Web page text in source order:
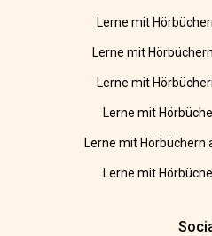
Lerne mit
Lerne mit
Lerne mit
Lerne mit
Lerne mit Hörbüchern
Lerne mit